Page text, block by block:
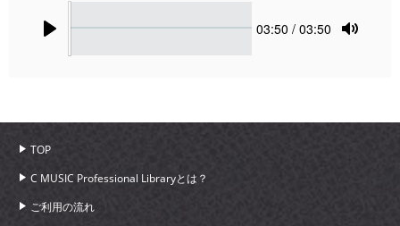
Current
03:50 / 03:50
TOP
C MUSIC Professional Libraryとは？
ご利用の流れ